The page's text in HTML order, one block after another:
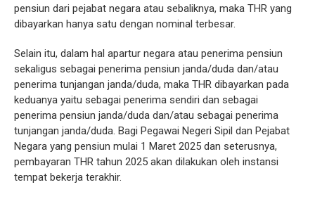
pensiun dari pejabat negara atau sebaliknya, maka THR yang
dibayarkan hanya satu dengan nominal terbesar.
Selain itu, dalam hal apartur negara atau penerima pensiun
sekaligus sebagai penerima pensiun janda/duda dan/atau
penerima tunjangan janda/duda, maka THR dibayarkan pada
keduanya yaitu sebagai penerima sendiri dan sebagai
penerima pensiun janda/duda dan/atau sebagai penerima
tunjangan janda/duda. Bagi Pegawai Negeri Sipil dan Pejabat
Negara yang pensiun mulai 1 Maret 2025 dan seterusnya,
pembayaran THR tahun 2025 akan dilakukan oleh instansi
tempat bekerja terakhir.